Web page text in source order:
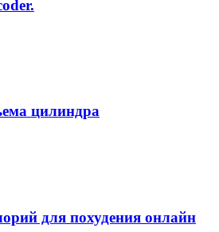
цилиндра
для похудения онлайн